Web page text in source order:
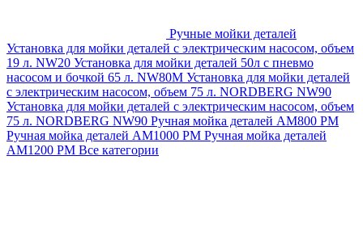
Ручные мойки деталей
Установка для мойки деталей с электрическим насосом, объем
19 л. NW20 Установка для мойки деталей 50л с пневмо
насосом и бочкой 65 л. NW80M Установка для мойки деталей
с электрическим насосом, объем 75 л. NORDBERG NW90
Установка для мойки деталей с электрическим насосом, объем
75 л. NORDBERG NW90 Ручная мойка деталей АМ800 РМ
Ручная мойка деталей АМ1000 РМ Ручная мойка деталей
АМ1200 РМ Все категории